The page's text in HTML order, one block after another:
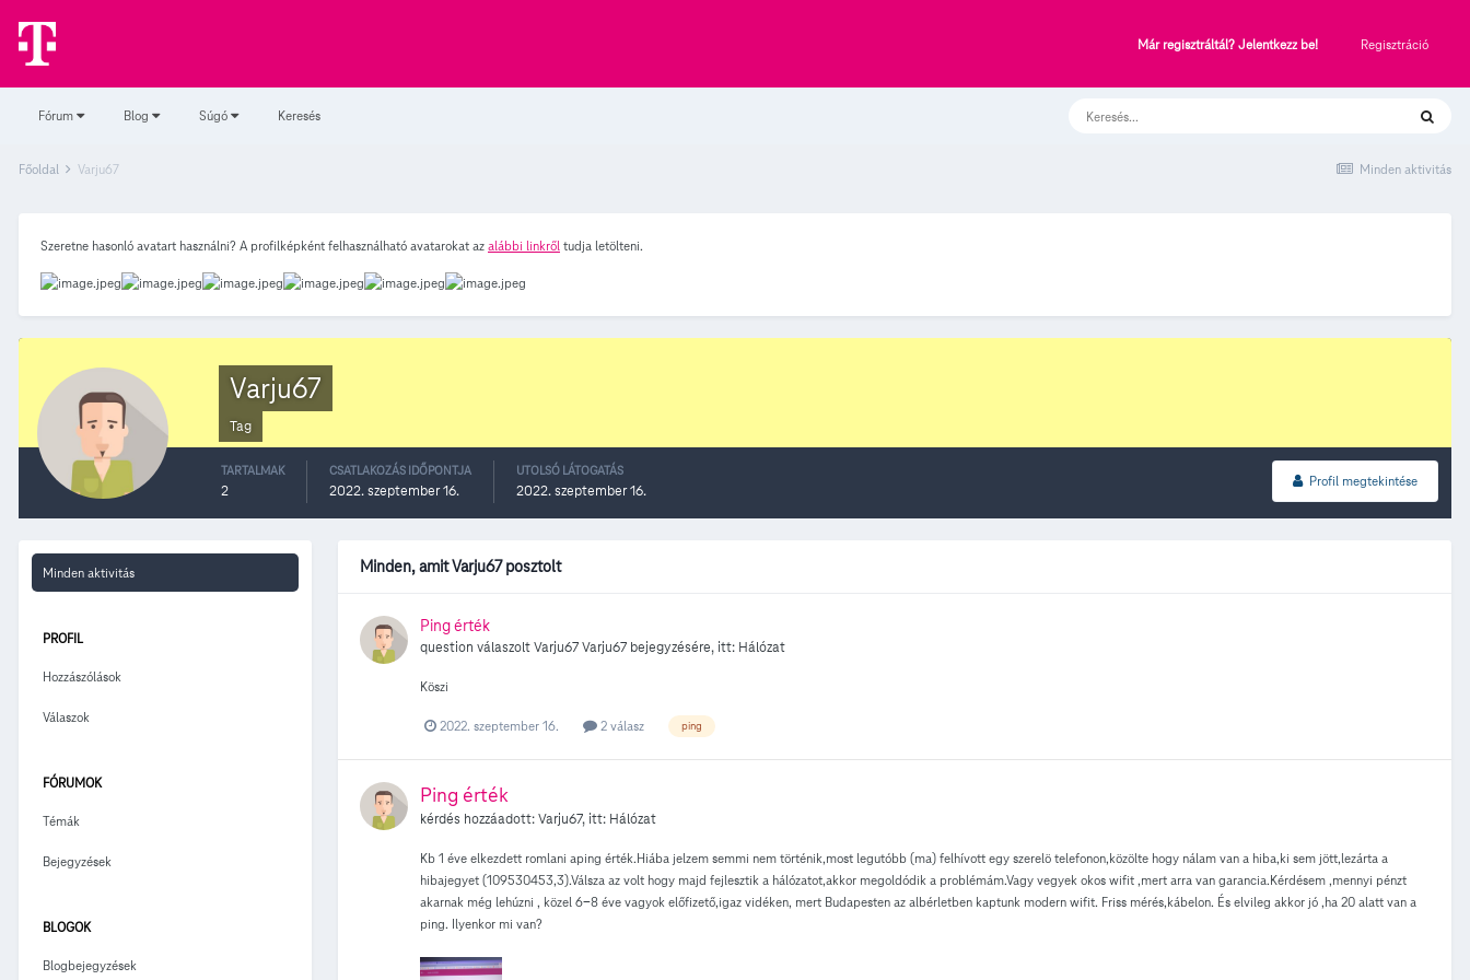
Már regisztráltál? Jelentkezz be! Regisztráció
Fórum Blog Súgó Keresés
Minden aktivitás
Főoldal Varju67
Szeretne hasonló avatart használni? A profilképként felhasználható avatarokat az alábbi linkről tudja letölteni.
Varju67
Tag
Profil megtekintése
TARTALMAK
2
CSATLAKOZÁS IDŐPONTJA
2022. szeptember 16.
UTOLSÓ LÁTOGATÁS
2022. szeptember 16.
Minden aktivitás
PROFIL
Hozzászólások
Válaszok
FÓRUMOK
Témák
Bejegyzések
BLOGOK
Blogbejegyzések
Minden, amit Varju67 posztolt
Ping érték
question válaszoltVarju67Varju67 bejegyzésére, itt: Hálózat
Köszi
2022. szeptember 16. 2 válasz ping
Ping érték
kérdés hozzáadott:Varju67, itt: Hálózat
Kb 1 éve elkezdett romlani aping érték.Hiába jelzem semmi nem történik,most legutóbb (ma) felhívott egy szerelö telefonon,közölte hogy nálam van a hiba,ki sem jött,lezárta a
hibajegyet (109530453,3).Válsza az volt hogy majd fejlesztik a hálózatot,akkor megoldódik a problémám.Vagy vegyek okos wifit ,mert arra van garancia.Kérdésem ,mennyi pénzt
akarnak még lehúzni , közel 6-8 éve vagyok előfizető,igaz vidéken, mert Budapesten az albérletben kaptunk modern wifit. Friss mérés,kábelon. És elvileg akkor jó ,ha 20 alatt van a
ping. Ilyenkor mi van?